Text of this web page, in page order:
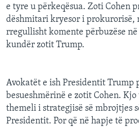
e tyre u përkeqësua. Zoti Cohen
dëshmitari kryesor i prokurorisë,
rregullisht komente përbuzëse
kundër zotit Trump.
Avokatët e ish Presidentit Trump
besueshmërinë e zotit Cohen.
themeli i strategjisë së mbrojtjes
Presidentit. Por që në hapje të